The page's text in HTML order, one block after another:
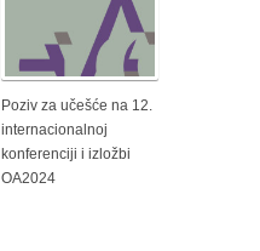
Poziv za učešće na 12.
internacionalnoj
konferenciji i izložbi
OA2024